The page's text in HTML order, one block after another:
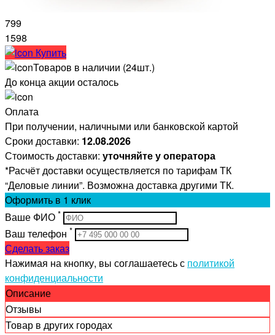
799
1598
Купить
Товаров в наличии (24шт.)
До конца акции осталось
Оплата
При получении, наличными или банковской картой
Сроки доставки: 12.08.2026
Стоимость доставки: уточняйте у оператора
*Расчёт доставки осуществляется по тарифам ТК
“Деловые линии”. Возможна доставка другими ТК.
Оформить в 1 клик
Ваше ФИО *
Ваш телефон *
Сделать заказ
Нажимая на кнопку, вы соглашаетесь с политикой
конфиденциальности
Описание
Отзывы
Товар в других городах